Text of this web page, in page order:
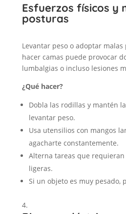
Esfuerzos físicos y
posturas
Levantar peso o adoptar
hacer camas puede provocar
lumbalgias o incluso lesiones
¿Qué hacer?
Dobla las rodillas y mantén
levantar peso.
Usa utensilios con mangos
agacharte constantemente.
Alterna tareas que
ligeras.
Si un objeto es muy pesado,